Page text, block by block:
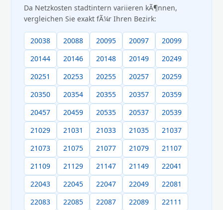
Da Netzkosten stadtintern variieren kÃ¶nnen,
vergleichen Sie exakt fÃ¼r Ihren Bezirk:
20038 20088 20095 20097
20099
20144
20146 20148 20149
20249
20251
20253 20255 20257
20259
20350
20354 20355 20357
20359
20457
20459 20535 20537
20539
21029
21031 21033 21035
21037
21073
21075 21077 21079
21107
21109
21129 21147 21149
22041
22043
22045 22047 22049
22081
22083
22085 22087 22089
22111